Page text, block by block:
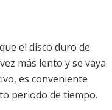
el disco duro de
más lento y se vaya
es conveniente
periodo de tiempo.